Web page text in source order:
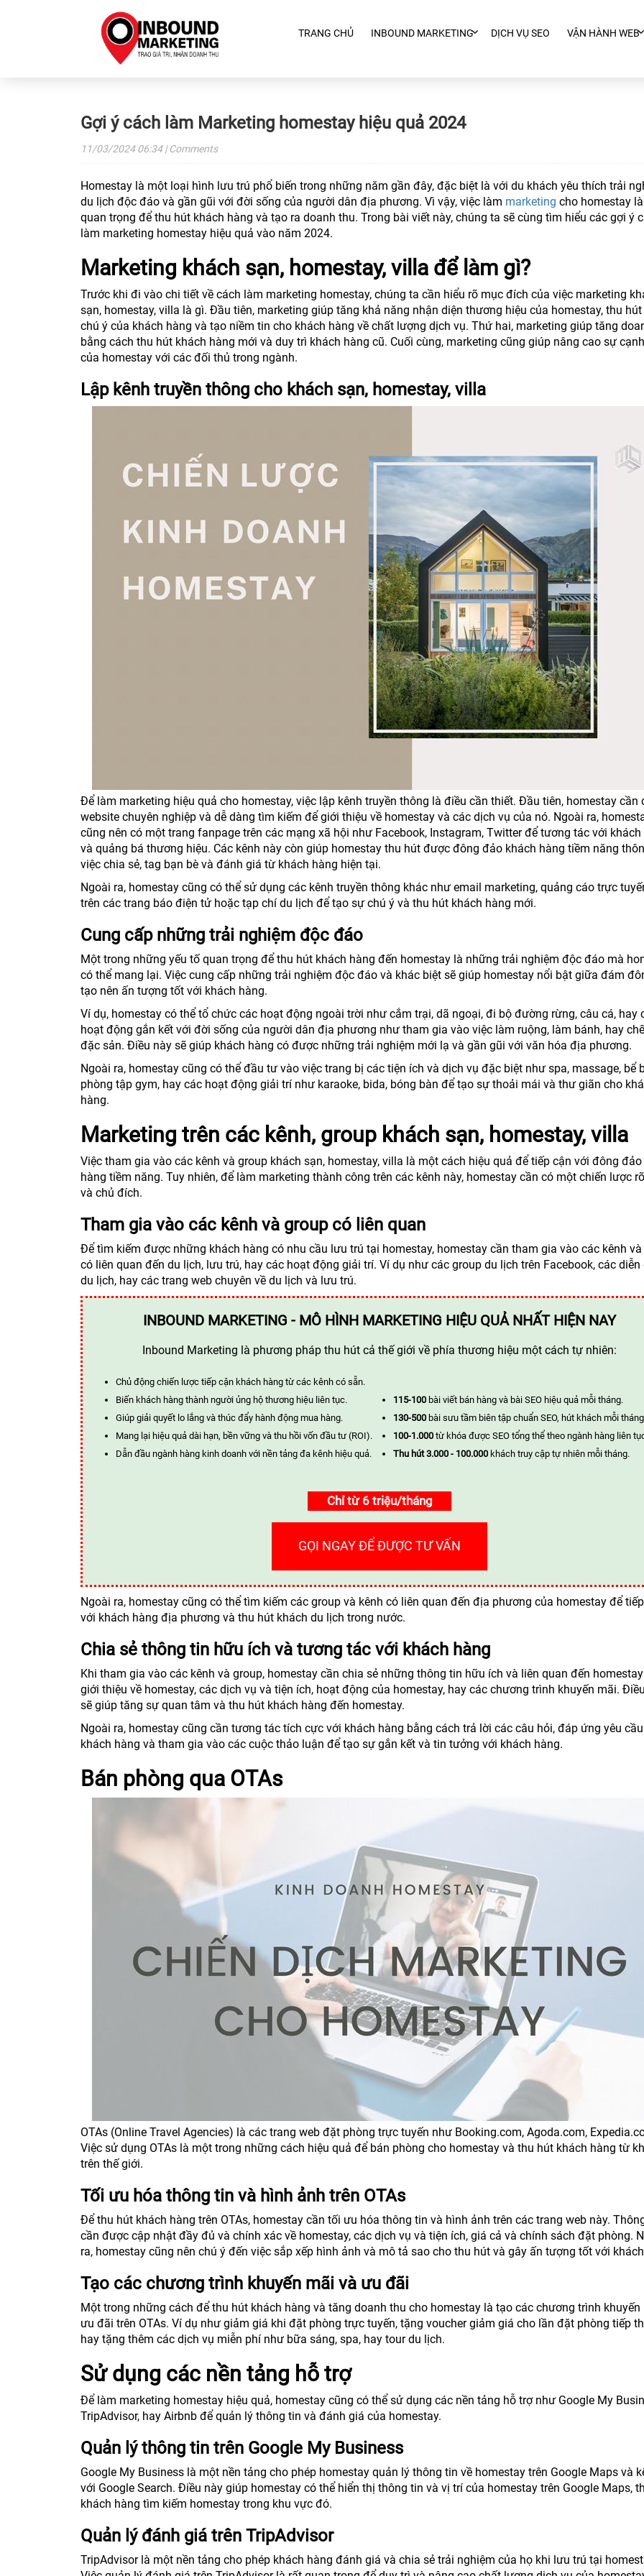
TRANG CHỦ INBOUND MARKETING DỊCH VỤ SEO VẬN HÀNH WEB
Gợi ý cách làm Marketing homestay hiệu quả 2024
11/03/202406:34| Comments
Homestay là một loại hình lưu trú phổ biến trong những năm gần đây, đặc biệt là với du khách yêu thích trải
du lịch độc đáo và gần gũi với đời sống của người dân địa phương. Vì vậy, việc làm marketing cho homestay
quan trọng để thu hút khách hàng và tạo ra doanh thu. Trong bài viết này, chúng ta sẽ cùng tìm hiểu các gợi ý
làm marketing homestay hiệu quả vào năm 2024.
Marketing khách sạn, homestay, villa để làm gì?
Trước khi đi vào chi tiết về cách làm marketing homestay, chúng ta cần hiểu rõ mục đích của việc marketing
sạn, homestay, villa là gì. Đầu tiên, marketing giúp tăng khả năng nhận diện thương hiệu của homestay, thu
chú ý của khách hàng và tạo niềm tin cho khách hàng về chất lượng dịch vụ. Thứ hai, marketing giúp tăng
bằng cách thu hút khách hàng mới và duy trì khách hàng cũ. Cuối cùng, marketing cũng giúp nâng cao sự
của homestay với các đối thủ trong ngành.
Lập kênh truyền thông cho khách sạn, homestay, villa
Để làm marketing hiệu quả cho homestay, việc lập kênh truyền thông là điều cần thiết. Đầu tiên, homestay cần
website chuyên nghiệp và dễ dàng tìm kiếm để giới thiệu về homestay và các dịch vụ của nó. Ngoài ra,
cũng nên có một trang fanpage trên các mạng xã hội như Facebook, Instagram, Twitter để tương tác với khách
và quảng bá thương hiệu. Các kênh này còn giúp homestay thu hút được đông đảo khách hàng tiềm năng
việc chia sẻ, tag bạn bè và đánh giá từ khách hàng hiện tại.
Ngoài ra, homestay cũng có thể sử dụng các kênh truyền thông khác như email marketing, quảng cáo trực
trên các trang báo điện tử hoặc tạp chí du lịch để tạo sự chú ý và thu hút khách hàng mới.
Cung cấp những trải nghiệm độc đáo
Một trong những yếu tố quan trọng để thu hút khách hàng đến homestay là những trải nghiệm độc đáo mà
có thể mang lại. Việc cung cấp những trải nghiệm độc đáo và khác biệt sẽ giúp homestay nổi bật giữa đám
tạo nên ấn tượng tốt với khách hàng.
Ví dụ, homestay có thể tổ chức các hoạt động ngoài trời như cắm trại, dã ngoại, đi bộ đường rừng, câu cá, hay
hoạt động gắn kết với đời sống của người dân địa phương như tham gia vào việc làm ruộng, làm bánh, hay
đặc sản. Điều này sẽ giúp khách hàng có được những trải nghiệm mới lạ và gần gũi với văn hóa địa phương.
Ngoài ra, homestay cũng có thể đầu tư vào việc trang bị các tiện ích và dịch vụ đặc biệt như spa, massage, bể
phòng tập gym, hay các hoạt động giải trí như karaoke, bida, bóng bàn để tạo sự thoải mái và thư giãn cho
hàng.
Marketing trên các kênh, group khách sạn, homestay, villa
Việc tham gia vào các kênh và group khách sạn, homestay, villa là một cách hiệu quả để tiếp cận với đông
hàng tiềm năng. Tuy nhiên, để làm marketing thành công trên các kênh này, homestay cần có một chiến lược
và chủ đích.
Tham gia vào các kênh và group có liên quan
Để tìm kiếm được những khách hàng có nhu cầu lưu trú tại homestay, homestay cần tham gia vào các kênh
có liên quan đến du lịch, lưu trú, hay các hoạt động giải trí. Ví dụ như các group du lịch trên Facebook, các diễn
du lịch, hay các trang web chuyên về du lịch và lưu trú.
INBOUND MARKETING - MÔ HÌNH MARKETING HIỆU QUẢ NHẤT HIỆN NAY
Inbound Marketing là phương pháp thu hút cả thế giới về phía thương hiệu một cách tự nhiên:
Chủ động chiến lược tiếp cận khách hàng từ các kênh có sẵn.
Biến khách hàng thành người ủng hộ thương hiệu liên tục.
Giúp giải quyết lo lắng và thúc đẩy hành động mua hàng.
Mang lại hiệu quả dài hạn, bền vững và thu hồi vốn đầu tư (ROI).
Dẫn đầu ngành hàng kinh doanh với nền tảng đa kênh hiệu quả.
115-100 bài viết bán hàng và bài SEO hiệu quả mỗi tháng.
130-500 bài sưu tầm biên tập chuẩn SEO, hút khách mỗi
100-1.000 từ khóa được SEO tổng thể theo ngành hàng liên
Thu hút 3.000 - 100.000 khách truy cập tự nhiên mỗi tháng.
Chỉ từ 6 triệu/tháng
GỌI NGAY ĐỂ ĐƯỢC TƯ VẤN
Ngoài ra, homestay cũng có thể tìm kiếm các group và kênh có liên quan đến địa phương của homestay để
với khách hàng địa phương và thu hút khách du lịch trong nước.
Chia sẻ thông tin hữu ích và tương tác với khách hàng
Khi tham gia vào các kênh và group, homestay cần chia sẻ những thông tin hữu ích và liên quan đến
giới thiệu về homestay, các dịch vụ và tiện ích, hoạt động của homestay, hay các chương trình khuyến mãi.
sẽ giúp tăng sự quan tâm và thu hút khách hàng đến homestay.
Ngoài ra, homestay cũng cần tương tác tích cực với khách hàng bằng cách trả lời các câu hỏi, đáp ứng yêu
khách hàng và tham gia vào các cuộc thảo luận để tạo sự gắn kết và tin tưởng với khách hàng.
Bán phòng qua OTAs
OTAs (Online Travel Agencies) là các trang web đặt phòng trực tuyến như Booking.com, Agoda.com,
Việc sử dụng OTAs là một trong những cách hiệu quả để bán phòng cho homestay và thu hút khách hàng từ
trên thế giới.
Tối ưu hóa thông tin và hình ảnh trên OTAs
Để thu hút khách hàng trên OTAs, homestay cần tối ưu hóa thông tin và hình ảnh trên các trang web này.
cần được cập nhật đầy đủ và chính xác về homestay, các dịch vụ và tiện ích, giá cả và chính sách đặt phòng.
ra, homestay cũng nên chú ý đến việc sắp xếp hình ảnh và mô tả sao cho thu hút và gây ấn tượng tốt với
Tạo các chương trình khuyến mãi và ưu đãi
Một trong những cách để thu hút khách hàng và tăng doanh thu cho homestay là tạo các chương trình khuyến
ưu đãi trên OTAs. Ví dụ như giảm giá khi đặt phòng trực tuyến, tặng voucher giảm giá cho lần đặt phòng tiếp
hay tặng thêm các dịch vụ miễn phí như bữa sáng, spa, hay tour du lịch.
Sử dụng các nền tảng hỗ trợ
Để làm marketing homestay hiệu quả, homestay cũng có thể sử dụng các nền tảng hỗ trợ như Google My
TripAdvisor, hay Airbnb để quản lý thông tin và đánh giá của homestay.
Quản lý thông tin trên Google My Business
Google My Business là một nền tảng cho phép homestay quản lý thông tin về homestay trên Google Maps và
với Google Search. Điều này giúp homestay có thể hiển thị thông tin và vị trí của homestay trên Google Maps,
khách hàng tìm kiếm homestay trong khu vực đó.
Quản lý đánh giá trên TripAdvisor
TripAdvisor là một nền tảng cho phép khách hàng đánh giá và chia sẻ trải nghiệm của họ khi lưu trú tại